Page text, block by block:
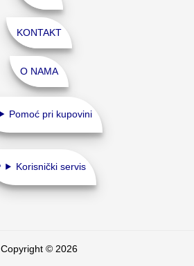
KONTAKT
O NAMA
Pomoć pri kupovini
Korisnički servis
Copyright © 2026